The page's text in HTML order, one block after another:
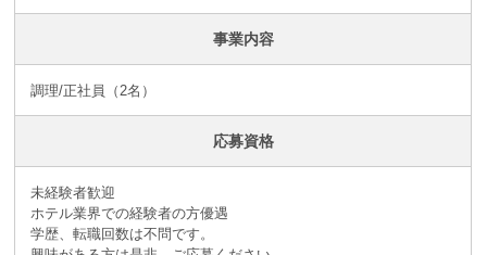
事業内容
調理/正社員（2名）
応募資格
未経験者歓迎
ホテル業界での経験者の方優遇
学歴、転職回数は不問です。